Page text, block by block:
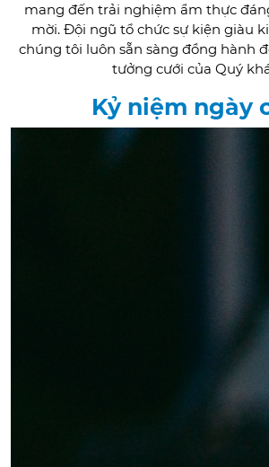
mang đến trải nghiệm ẩm thực
mời. Đội ngũ tổ chức sự kiện giàu
chúng tôi luôn sẵn sàng đồng hành
tưởng cưới của Quý
Kỷ niệm ngày